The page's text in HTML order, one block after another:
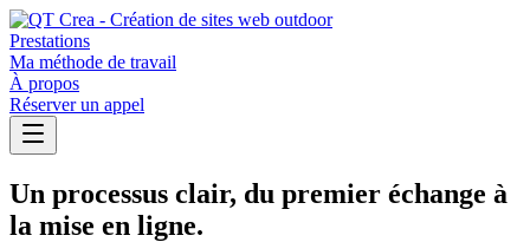
Prestations
Ma méthode de travail
À propos
Réserver un appel
Un processus clair, du premier échange à
la mise en ligne.